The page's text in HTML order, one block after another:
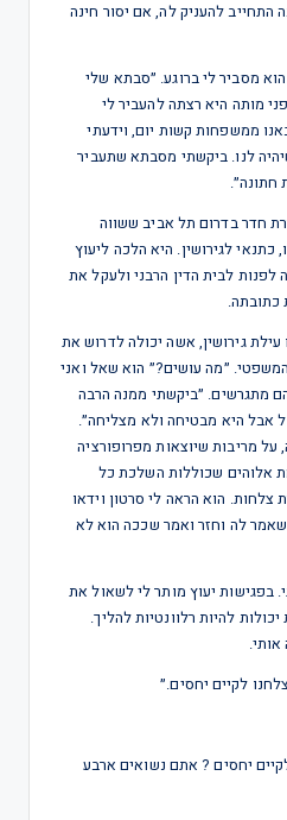
התחייב להעניק לה, אם יסור חינה
מסביר לי ברוגע. ״סבתא שלי
מותה היא רצתה להעביר לי
ממשפחות קשות יום, וידעתי
לנו. ביקשתי מסבתא שתעביר
חתונה״.
חדר בדרום תל אביב ששווה
כתנאי לגירושין. היא הלכה ליעוץ
לפנות לבית הדין הרבני ולעקל את
כתובתה.
גירושין, אשה יכולה לדרוש את
״מה עושים?״ הוא שאל ואני
מתגרשים. ״ביקשתי ממנה הרבה
אבל היא מבטיחה ולא מצליחה״.
מריבות שיוצאות מפרופורציה
אלוהים שכוללות השלכת כל
צלחות. הוא הראה לי סרטון וידאו
לה וחזר ואמר שככה הוא לא
בפגישות יעוץ מותר לי לשאול את
להיות רלוונטיות להליך.
לקיים יחסים.״
יחסים ? אתם נשואים ארבע